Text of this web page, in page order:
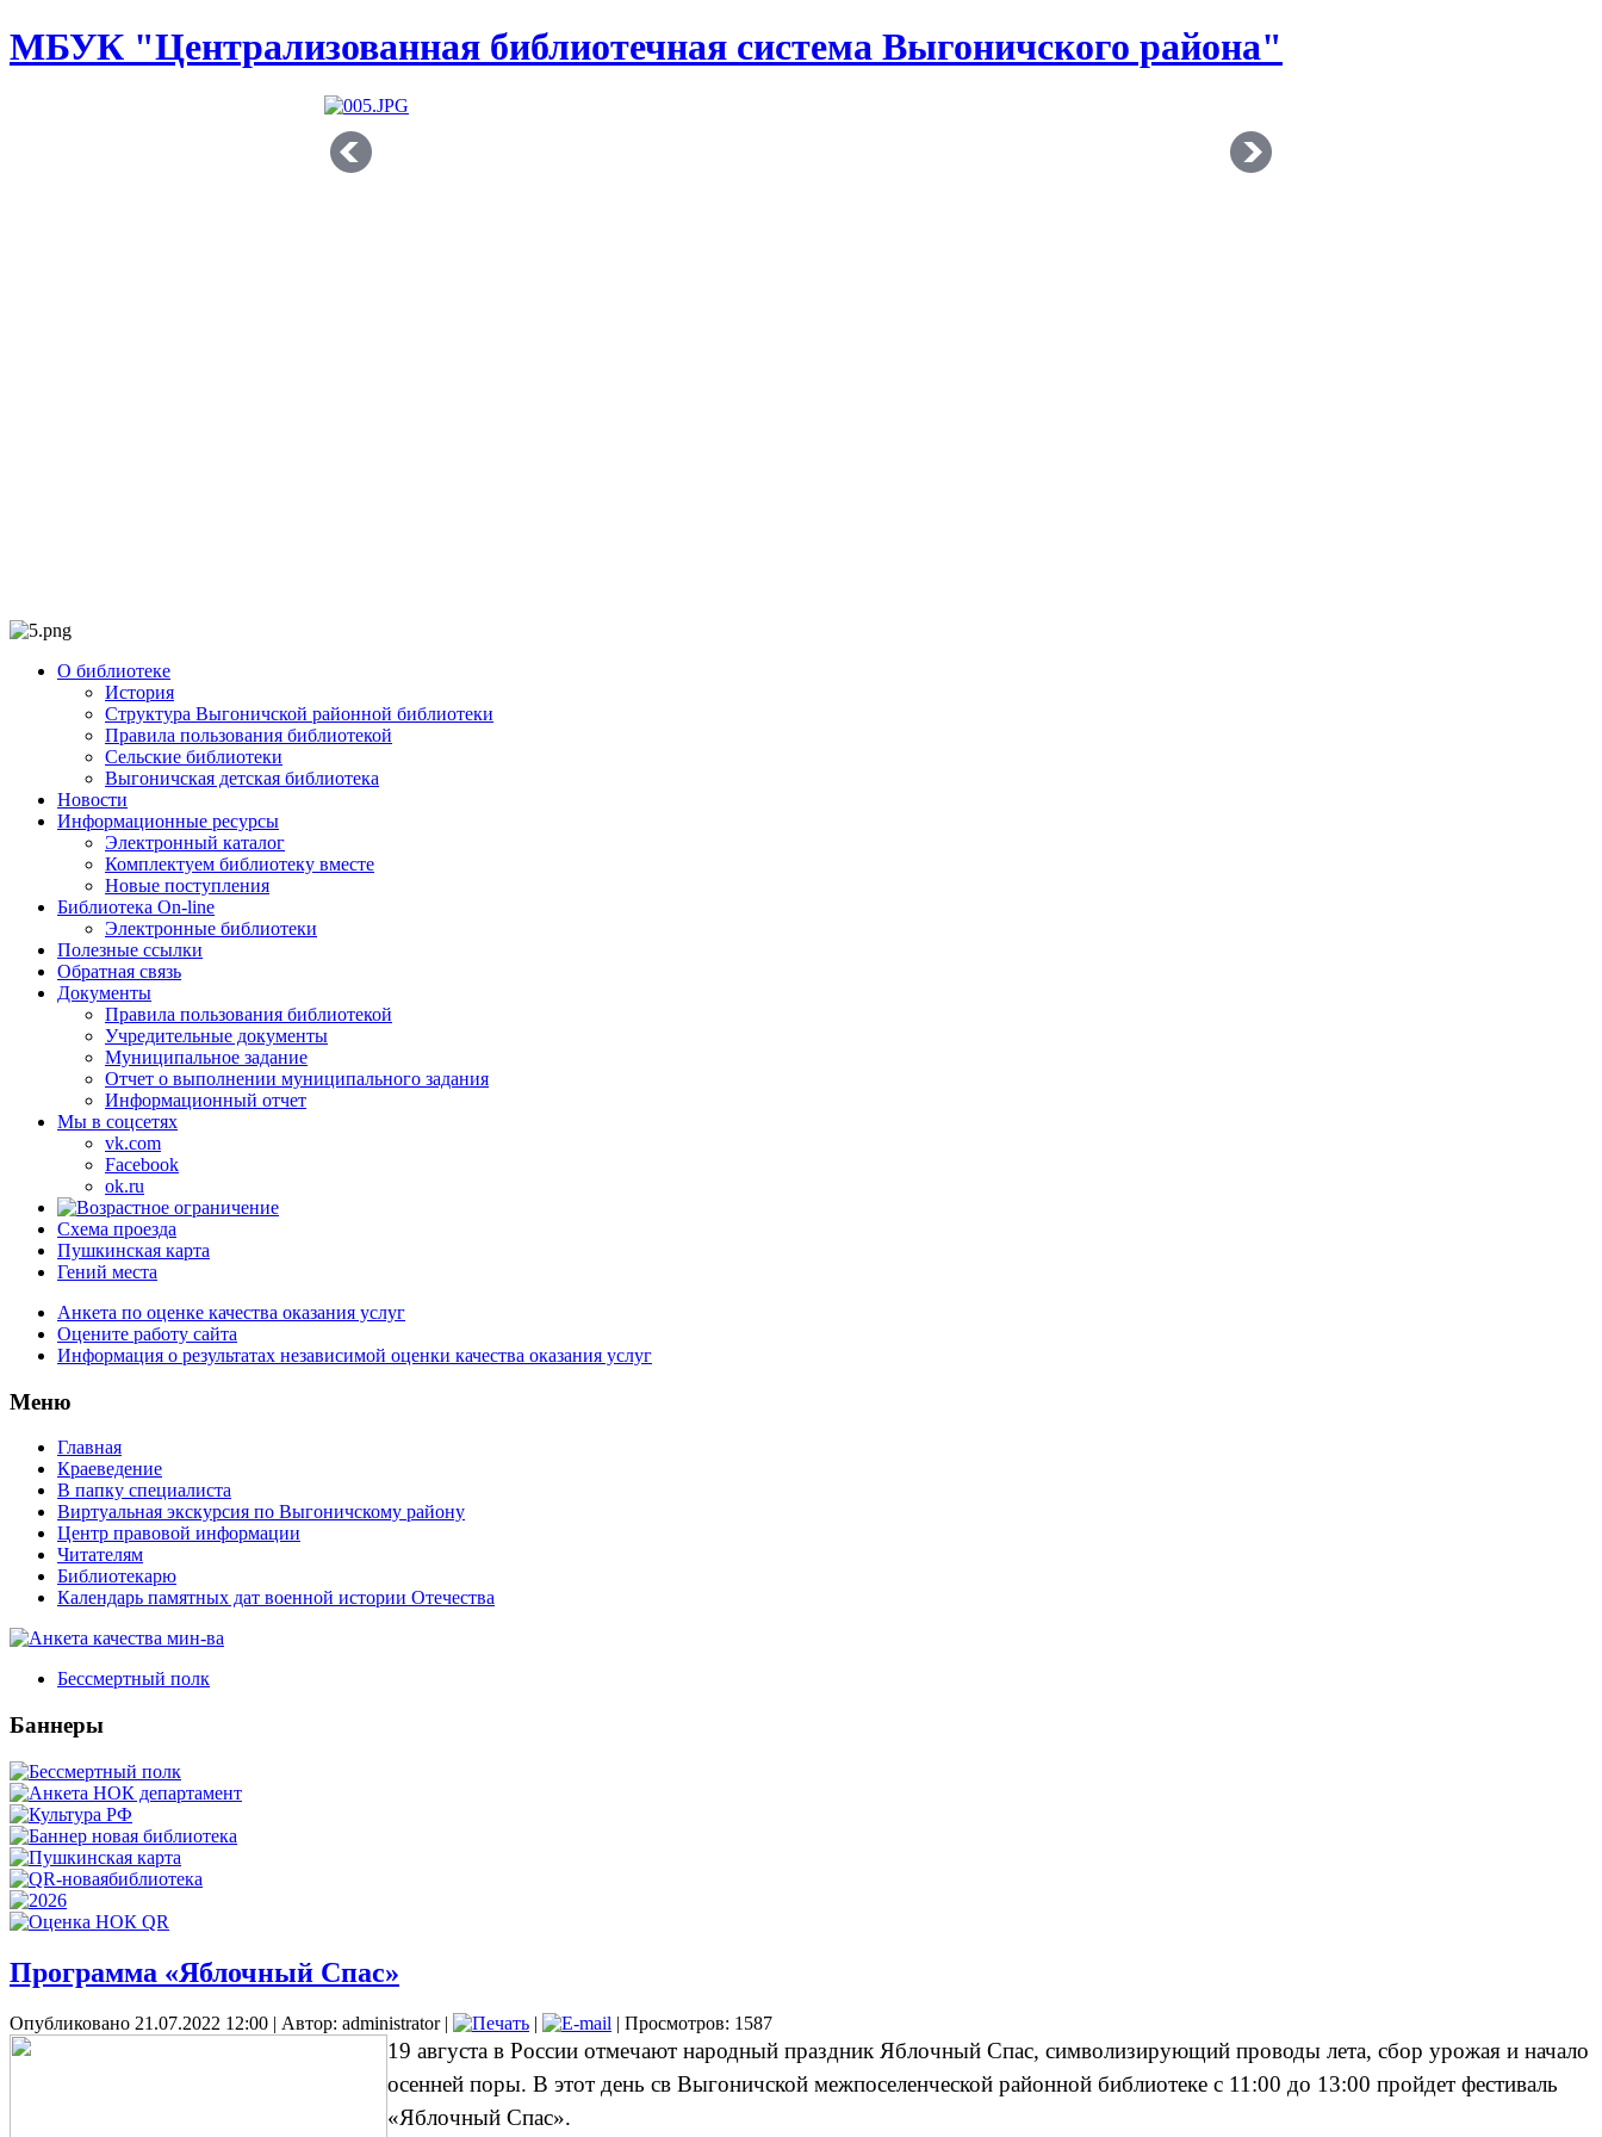
МБУК "Централизованная библиотечная система Выгоничского района"
О библиотеке
История
Структура Выгоничской районной библиотеки
Правила пользования библиотекой
Сельские библиотеки
Выгоничская детская библиотека
Новости
Информационные ресурсы
Электронный каталог
Комплектуем библиотеку вместе
Новые поступления
Библиотека On-line
Электронные библиотеки
Полезные ссылки
Обратная связь
Документы
Правила пользования библиотекой
Учредительные документы
Муниципальное задание
Отчет о выполнении муниципального задания
Информационный отчет
Мы в соцсетях
vk.com
Facebook
ok.ru
Схема проезда
Пушкинская карта
Гений места
Анкета по оценке качества оказания услуг
Оцените работу сайта
Информация о результатах независимой оценки качества оказания услуг
Меню
Главная
Краеведение
В папку специалиста
Виртуальная экскурсия по Выгоничскому району
Центр правовой информации
Читателям
Библиотекарю
Календарь памятных дат военной истории Отечества
Бессмертный полк
Баннеры
Программа «Яблочный Спас»
Опубликовано 21.07.2022 12:00 | Автор: administrator| | | Просмотров: 1587
19 августа в России отмечают народный праздник Яблочный Спас, символизирующий проводы лета, сбор урожая и начало
осенней поры. В этот день св Выгоничской межпоселенческой районной библиотеке с 11:00 до 13:00 пройдет фестиваль
«Яблочный Спас».